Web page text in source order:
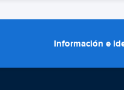
Información e